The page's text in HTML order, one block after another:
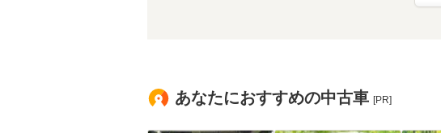
あなたにおすすめの中古車 [PR]